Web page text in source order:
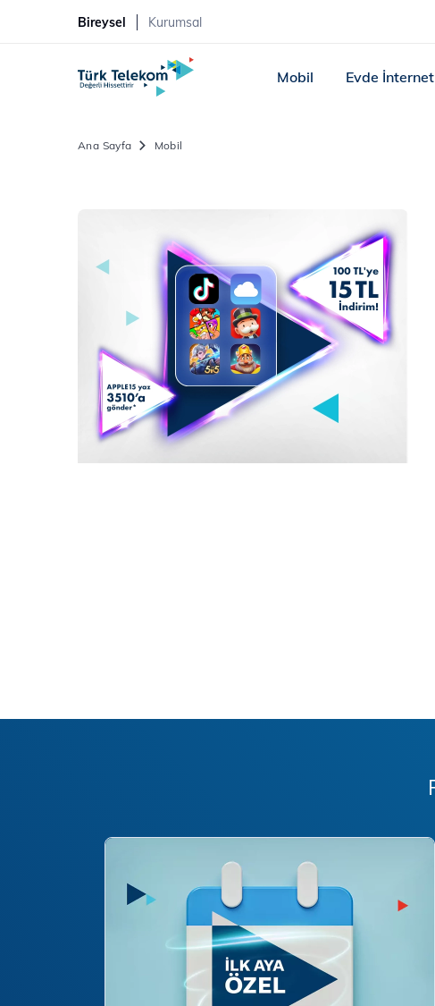
Bireysel Kurumsal
Mobil Evde İnternet
Ana Sayfa Mobil